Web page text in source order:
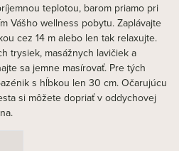
teplotou, barom priamo pri
Vášho wellness pobytu. Zaplávajte
cez 14 m alebo len tak relaxujte.
trysiek, masážnych lavičiek a
sa jemne masírovať. Pre tých
s hĺbkou len 30 cm. Očarujúcu
si môžete dopriať v oddychovej